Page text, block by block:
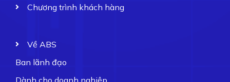
Chương trình khách hàng
Về ABS
Ban lãnh đạo
Dành cho doanh nghiệp